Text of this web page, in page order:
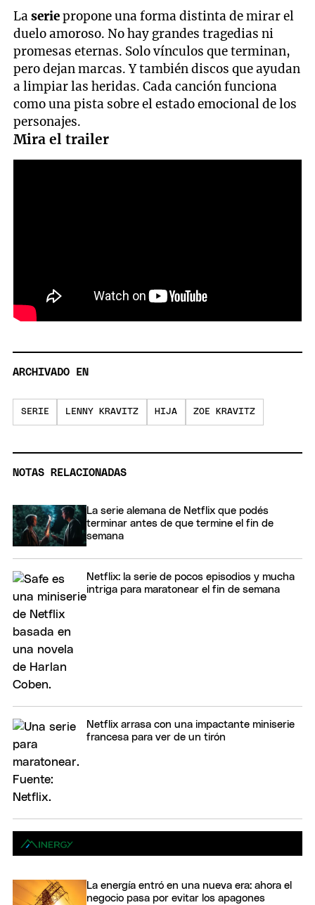
Laseriepropone una forma distinta de mirar el
duelo amoroso. No hay grandes tragedias ni
promesas eternas. Solo vínculos que terminan,
pero dejan marcas. Y también discos que ayudan
a limpiar las heridas. Cada canción funciona
como una pista sobre el estado emocional de los
personajes.
Mira el trailer
ARCHIVADO EN
SERIE LENNY KRAVITZ HIJA ZOE KRAVITZ
NOTAS RELACIONADAS
La serie alemana de Netflix que podés
terminar antes de que termine el fin de
semana
Netflix: la serie de pocos episodios y mucha
intriga para maratonear el fin de semana
Netflix arrasa con una impactante miniserie
francesa para ver de un tirón
La energía entró en una nueva era: ahora el
negocio pasa por evitar los apagones